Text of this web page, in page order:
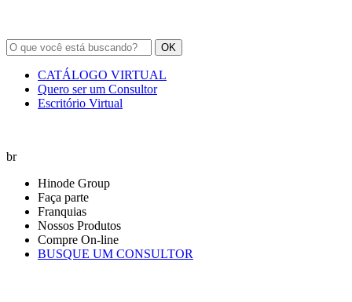
OK
CATÁLOGO VIRTUAL
Quero ser um Consultor
Escritório Virtual
br
Hinode Group
Faça parte
Franquias
Nossos Produtos
Compre On-line
BUSQUE UM CONSULTOR